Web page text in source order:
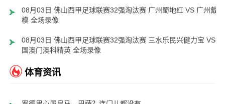
08月03日 佛山西甲足球联赛32强淘汰赛 广州蜀地红 VS 广州戴拿
模 全场录像
08月03日 佛山西甲足球联赛32强淘汰赛 三水乐民兴健力宝 VS 中
国澳门澳科精英 全场录像
体育资讯